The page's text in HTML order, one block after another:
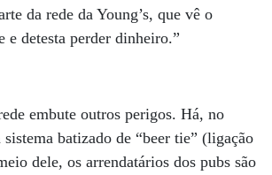
da rede da Young’s, que vê o
e detesta perder dinheiro.”
embute outros perigos. Há, no
batizado de “beer tie” (ligação
dele, os arrendatários dos pubs são